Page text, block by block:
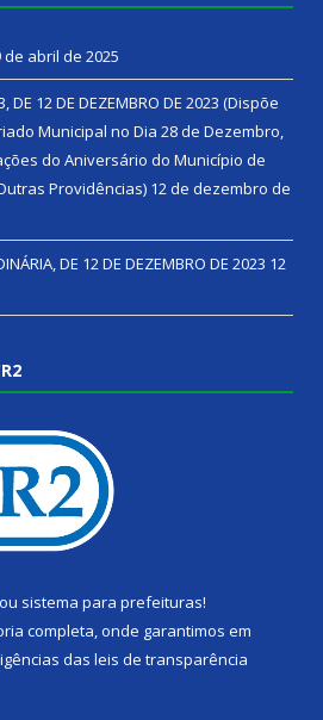
de abril de 2025
DE 12 DE DEZEMBRO DE 2023 (Dispõe
Municipal no Dia 28 de Dezembro,
do Aniversário do Município de
Providências) 12 de dezembro de
DE 12 DE DEZEMBRO DE 2023 12
ou sistema para prefeituras!
completa, onde garantimos em
das leis de transparência